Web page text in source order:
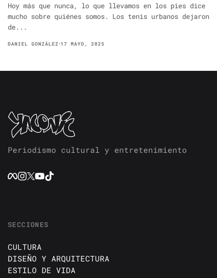
Hoy más que nunca, lo que llevamos en los pies dice
mucho sobre quiénes somos. Los tenis urbanos dejaron
de...
DANIEL GONZÁLEZ 17 MAYO, 2025
Periodismo cultural y entretenimiento
SECCIONES
CULTURA
DISEÑO Y ARQUITECTURA
ESTILO DE VIDA